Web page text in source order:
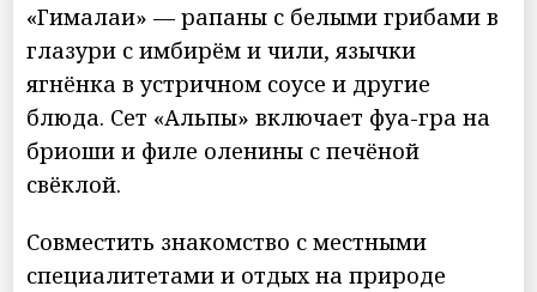
«Гималаи» — рапаны с белыми грибами в
глазури с имбирём и чили, язычки
ягнёнка в устричном соусе и другие
блюда. Сет «Альпы» включает фуа-гра на
бриоши и филе оленины с печёной
свёклой.
Совместить знакомство с местными
специалитетами и отдых на природе